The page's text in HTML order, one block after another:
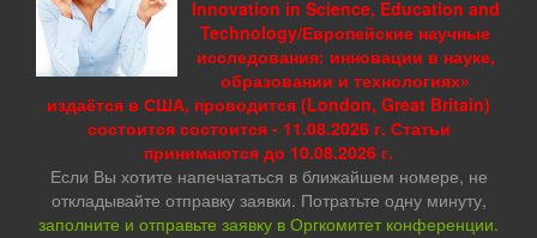
Innovation in Science, Education and
Technology/Европейские научные
исследования: инновации в науке,
образовании и технологиях»
издаётся в США, проводится (London, Great Britain)
состоится состоится - 11.08.2026 г. Статьи
принимаются до 10.08.2026 г.
Если Вы хотите напечататься в ближайшем номере, не
откладывайте отправку заявки. Потратьте одну минуту,
заполните и отправьте заявку в Оргкомитет конференции.